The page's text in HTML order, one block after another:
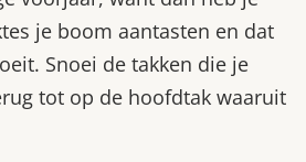
je boom aantasten en dat
Snoei de takken die je
tot op de hoofdtak waaruit